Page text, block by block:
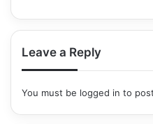
Leave a Reply
You must be logged in to